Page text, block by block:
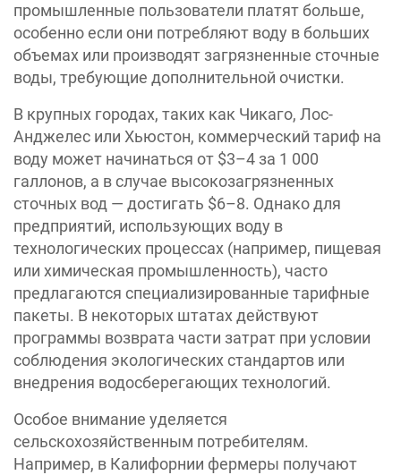
промышленные пользователи платят больше,
особенно если они потребляют воду в больших
объемах или производят загрязненные сточные
воды, требующие дополнительной очистки.
В крупных городах, таких как Чикаго, Лос-
Анджелес или Хьюстон, коммерческий тариф на
воду может начинаться от $3–4 за 1 000
галлонов, а в случае высокозагрязненных
сточных вод — достигать $6–8. Однако для
предприятий, использующих воду в
технологических процессах (например, пищевая
или химическая промышленность), часто
предлагаются специализированные тарифные
пакеты. В некоторых штатах действуют
программы возврата части затрат при условии
соблюдения экологических стандартов или
внедрения водосберегающих технологий.
Особое внимание уделяется
сельскохозяйственным потребителям.
Например, в Калифорнии фермеры получают